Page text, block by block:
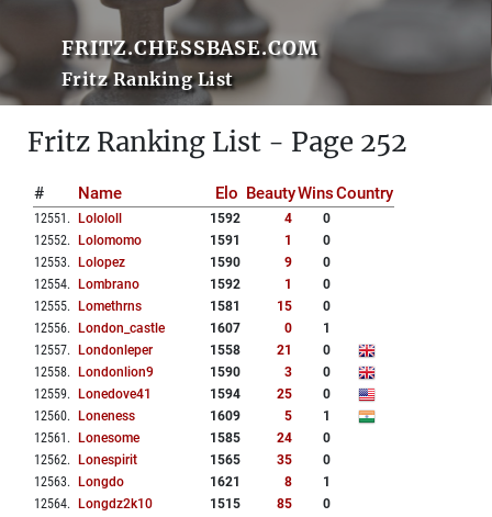
FRITZ.CHESSBASE.COM
Fritz Ranking List
Fritz Ranking List - Page 252
# Name Elo BeautyWinsCountry
12551 . Lolololl 1592 4
0
12552. Lolomomo 1591 1
0
12553. Lolopez 1590 9
0
12554. Lombrano 1592 1
0
12555. Lomethrns 1581 15
0
12556. London_castle 1607 0
1
12557. Londonleper 1558 21
0
12558. Londonlion9 1590 3
0
12559. Lonedove41 1594 25
0
12560. Loneness 1609 5
1
12561 . Lonesome 1585 24
0
12562. Lonespirit 1565 35
0
12563. Longdo 1621 8
1
12564. Longdz2k10 1515 85
0